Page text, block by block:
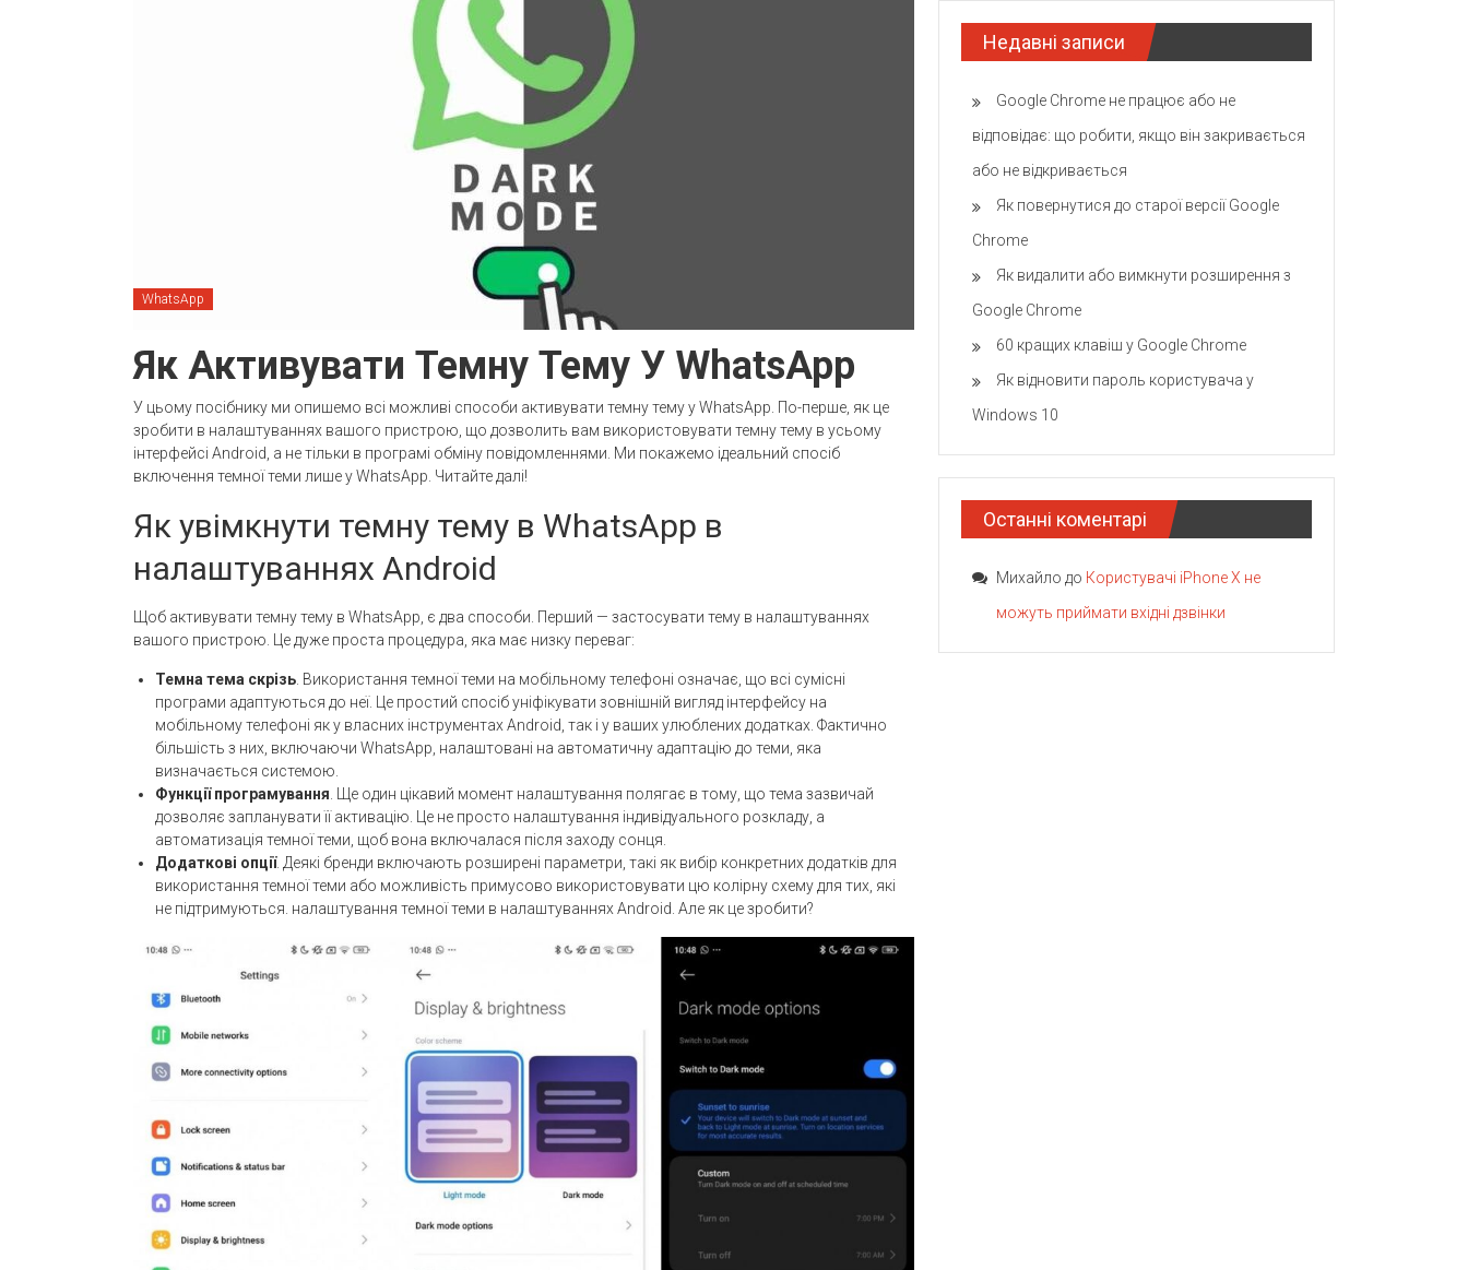
WhatsApp
Як Активувати Темну Тему У WhatsApp
У цьому посібнику ми опишемо всі можливі способи активувати темну тему у WhatsApp. По-перше, як це
зробити в налаштуваннях вашого пристрою, що дозволить вам використовувати темну тему в усьому
інтерфейсі Android, а не тільки в програмі обміну повідомленнями. Ми покажемо ідеальний спосіб
включення темної теми лише у WhatsApp. Читайте далі!
Як увімкнути темну тему в WhatsApp в
налаштуваннях Android
Щоб активувати темну тему в WhatsApp, є два способи. Перший — застосувати тему в налаштуваннях
вашого пристрою. Це дуже проста процедура, яка має низку переваг:
Темна тема скрізь . Використання темної теми на мобільному телефоні означає, що всі сумісні
програми адаптуються до неї. Це простий спосіб уніфікувати зовнішній вигляд інтерфейсу на
мобільному телефоні як у власних інструментах Android, так і у ваших улюблених додатках. Фактично
більшість з них, включаючи WhatsApp, налаштовані на автоматичну адаптацію до теми, яка
визначається системою.
Функції програмування . Ще один цікавий момент налаштування полягає в тому, що тема зазвичай
дозволяє запланувати її активацію. Це не просто налаштування індивідуального розкладу, а
автоматизація темної теми, щоб вона включалася після заходу сонця.
Додаткові опції. Деякі бренди включають розширені параметри, такі як вибір конкретних додатків для
використання темної теми або можливість примусово використовувати цю колірну схему для тих, які
не підтримуються. налаштування темної теми в налаштуваннях Android. Але як це зробити?
Недавні записи
Google Chrome не працює або не
відповідає: що робити, якщо він закривається
або не відкривається
Як повернутися до старої версії Google
Chrome
Як видалити або вимкнути розширення з
Google Chrome
60 кращих клавіш у Google Chrome
Як відновити пароль користувача у
Windows 10
Останні коментарі
Михайло до Користувачі iPhone X не
можуть приймати вхідні дзвінки